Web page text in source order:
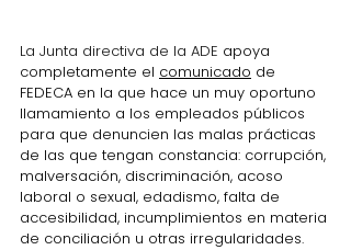
La Junta directiva de la ADE apoya
completamente el comunicado de
FEDECA en la que hace un muy oportuno
llamamiento a los empleados públicos
para que denuncien las malas prácticas
de las que tengan constancia: corrupción,
malversación, discriminación, acoso
laboral o sexual, edadismo, falta de
accesibilidad, incumplimientos en materia
de conciliación u otras irregularidades.